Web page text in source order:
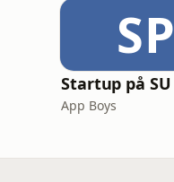
SP
Startup på SU
App Boys